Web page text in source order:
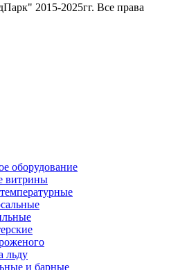
2015-2025гг. Все права
оборудование
витрины
льду
и барные